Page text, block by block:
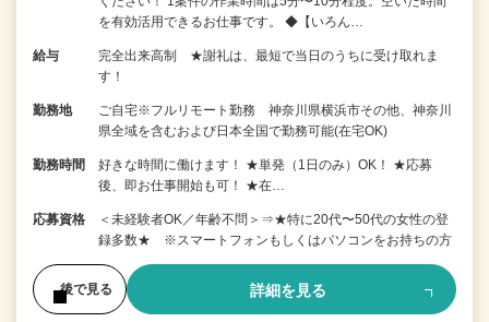
を有効活用できるお仕事です。 ◆【いろん…
給与
完全出来高制 ★謝礼は、最短で当日のうちに受け取れま
す！
勤務地
ご自宅※フルリモート勤務 神奈川県横浜市その他、神奈川
県全域を含むおよび日本全国で勤務可能(在宅OK)
勤務時間
好きな時間に働けます！ ★単発（1日のみ）OK！ ★応募
後、即お仕事開始も可！ ★在…
応募資格
＜未経験者OK／年齢不問＞⇒★特に20代〜50代の女性の登
録多数★ ※スマートフォンもしくはパソコンをお持ちの方
後で見る 詳細を見る